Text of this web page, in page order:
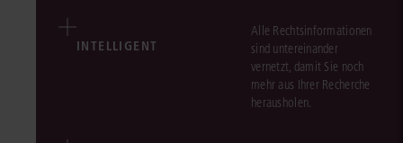
INTELLIGENT
Alle Rechtsinformationen
sind untereinander
vernetzt, damit Sie noch
mehr aus Ihrer Recherche
herausholen.